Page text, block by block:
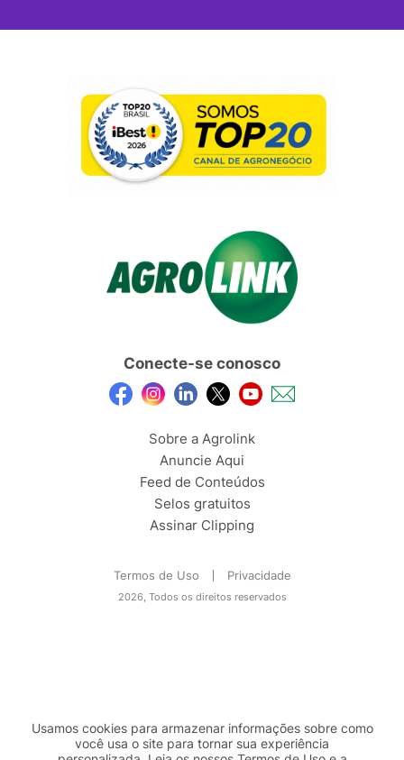
Conecte-se conosco
Sobre a Agrolink
Anuncie Aqui
Feed de Conteúdos
Selos gratuitos
Assinar Clipping
Termos de Uso Privacidade
2026, Todos os direitos reservados
Usamos cookies para armazenar informações sobre como
você usa o site para tornar sua experiência